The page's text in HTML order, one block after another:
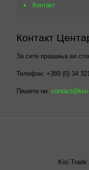
Контакт
Контакт
За сите прашања ви
Телефон: +389 (0) 34
Пишете ни:
Kisi Trade